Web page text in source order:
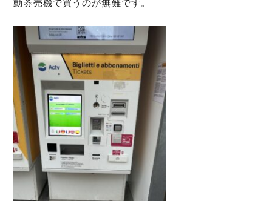
動券売機で買うのが無難です。